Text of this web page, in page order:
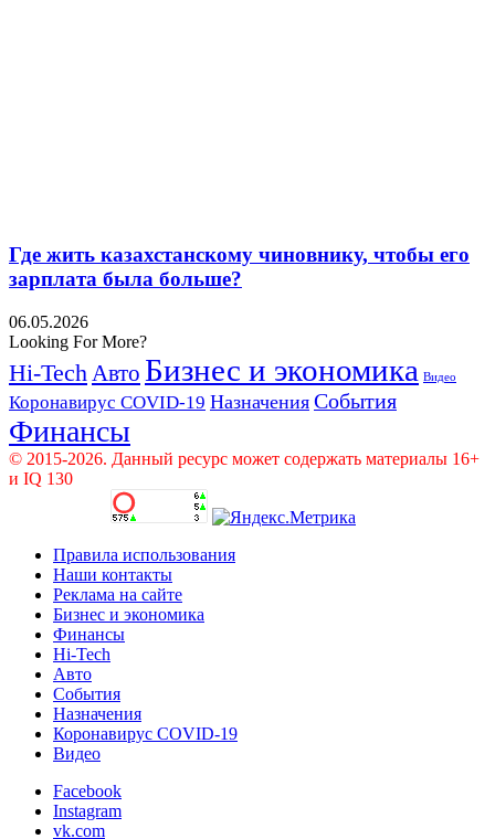
Где жить казахстанскому чиновнику, чтобы его
зарплата была больше?
06.05.2026
Looking For More?
Hi-Tech Авто Бизнес и экономика Видео
Коронавирус COVID-19 Назначения События
Финансы
© 2015-2026. Данный ресурс может содержать материалы 16+
и IQ 130
Правила использования
Наши контакты
Реклама на сайте
Бизнес и экономика
Финансы
Hi-Tech
Авто
События
Назначения
Коронавирус COVID-19
Видео
Facebook
Instagram
vk.com